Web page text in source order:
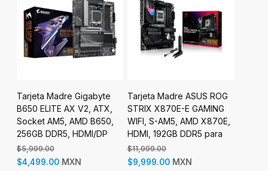
Tarjeta Madre Gigabyte
B650 ELITE AX V2, ATX,
Socket AM5, AMD B650,
256GB DDR5, HDMI/DP
para AMD
$5,999.00
$4,499.00 MXN
Tarjeta Madre ASUS ROG
STRIX X870E-E GAMING
WIFI, S-AM5, AMD X870E,
HDMI, 192GB DDR5 para
AMD
$11,999.00
$9,999.00 MXN